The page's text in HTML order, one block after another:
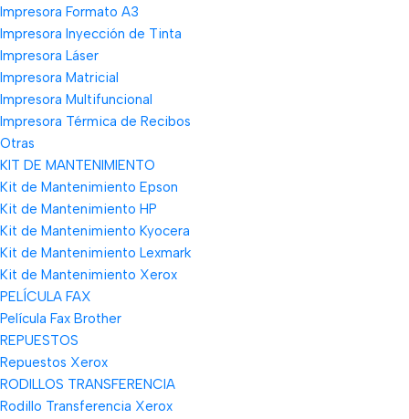
Impresora Formato A3
Impresora Inyección de Tinta
Impresora Láser
Impresora Matricial
Impresora Multifuncional
Impresora Térmica de Recibos
Otras
KIT DE MANTENIMIENTO
Kit de Mantenimiento Epson
Kit de Mantenimiento HP
Kit de Mantenimiento Kyocera
Kit de Mantenimiento Lexmark
Kit de Mantenimiento Xerox
PELÍCULA FAX
Película Fax Brother
REPUESTOS
Repuestos Xerox
RODILLOS TRANSFERENCIA
Rodillo Transferencia Xerox